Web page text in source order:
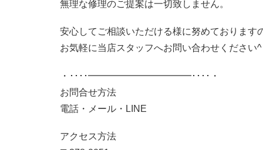
無理な修理のご提案は一切致しません。
安心してご相談いただける様に努めております
お気軽に当店スタッフへお問い合わせください
・････━━━━━━━━━━━････・
お問合せ方法
電話・メール・LINE
アクセス方法